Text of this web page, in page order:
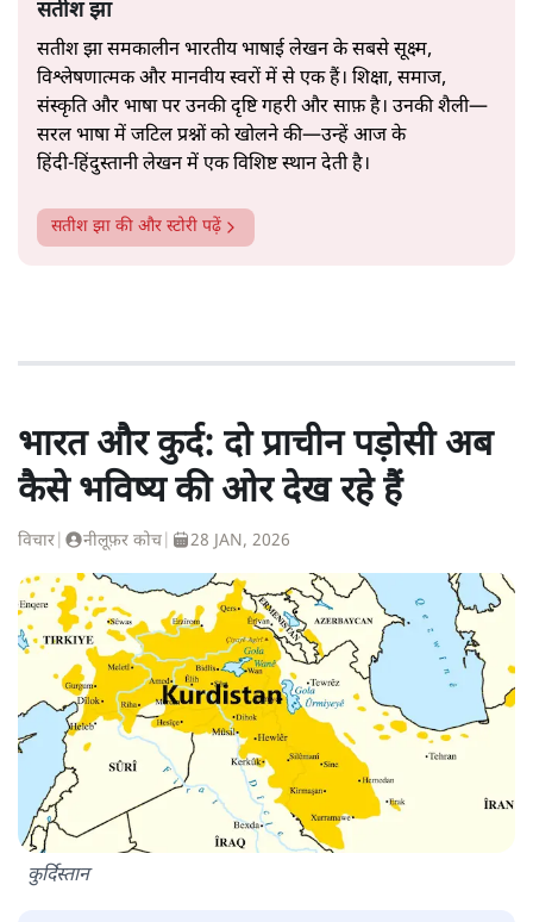
सतीश झा
सतीश झा समकालीन भारतीय भाषाई लेखन के सबसे सूक्ष्म,
विश्लेषणात्मक और मानवीय स्वरों में से एक हैं। शिक्षा, समाज,
संस्कृति और भाषा पर उनकी दृष्टि गहरी और साफ़ है। उनकी शैली—
सरल भाषा में जटिल प्रश्नों को खोलने की—उन्हें आज के
हिंदी‑हिंदुस्तानी लेखन में एक विशिष्ट स्थान देती है।
सतीश झा की और स्टोरी पढ़ें
भारत और कुर्द: दो प्राचीन पड़ोसी अब
कैसे भविष्य की ओर देख रहे हैं
विचार नीलूफ़र कोच 28 JAN, 2026
कुर्दिस्तान